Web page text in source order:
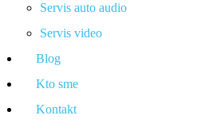
Servis auto audio
Servis video
Blog
Kto sme
Kontakt